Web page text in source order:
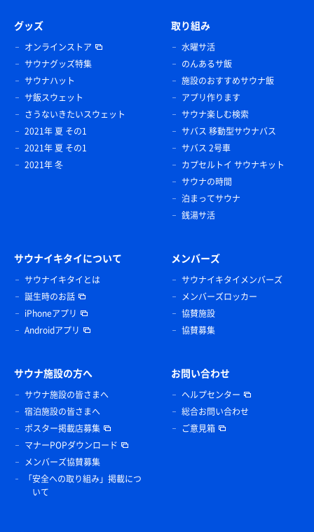
グッズ
オンラインストア
サウナグッズ特集
サウナハット
サ飯スウェット
さうないきたいスウェット
2021年 夏 その1
2021年 夏 その1
2021年 冬
取り組み
水曜サ活
のんあるサ飯
施設のおすすめサウナ飯
アプリ作ります
サウナ楽しむ検索
サバス 移動型サウナバス
サバス 2号車
カプセルトイ サウナキット
サウナの時間
泊まってサウナ
銭湯サ活
サウナイキタイについて
サウナイキタイとは
誕生時のお話
iPhoneアプリ
Androidアプリ
メンバーズ
サウナイキタイメンバーズ
メンバーズロッカー
協賛施設
協賛募集
サウナ施設の方へ
サウナ施設の皆さまへ
宿泊施設の皆さまへ
ポスター掲載店募集
マナーPOPダウンロード
メンバーズ協賛募集
「安全への取り組み」掲載につ
いて
お問い合わせ
ヘルプセンター
総合お問い合わせ
ご意見箱